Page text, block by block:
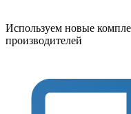
Используем новые
производителей